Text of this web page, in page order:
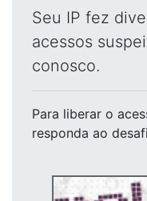
Seu IP fez
acessos
conosco.
Para liberar o
responda ao